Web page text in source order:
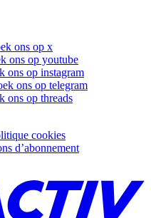
ons op x
ons op youtube
ons op instagram
ons op telegram
ons op threads
cookies
d’abonnement